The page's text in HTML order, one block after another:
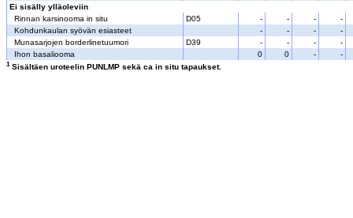
Ei sisälly ylläoleviin
Rinnan karsinooma in situ
D05 - - -
-
Kohdunkaulan syövän esiasteet
- - -
-
Munasarjojen borderlinetuumori
D39 - - -
-
Ihon basaliooma
0 0 - -
1Sisältäen uroteelin PUNLMP sekä ca in situ tapaukset.